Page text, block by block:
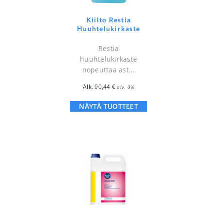
Kiilto Restia
Huuhtelukirkaste
Restia
huuhtelukirkaste
nopeuttaa ast...
Alk.90,44 € alv. 0%
NÄYTÄ TUOTTEET